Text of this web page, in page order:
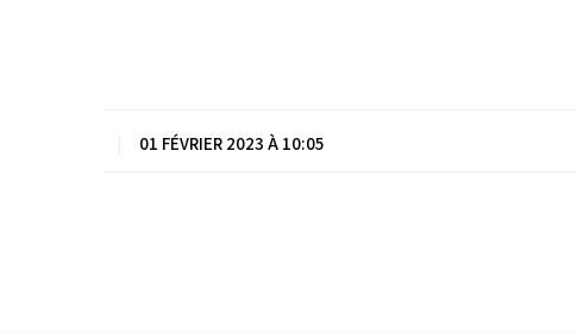
01 FÉVRIER 2023 À 10:05